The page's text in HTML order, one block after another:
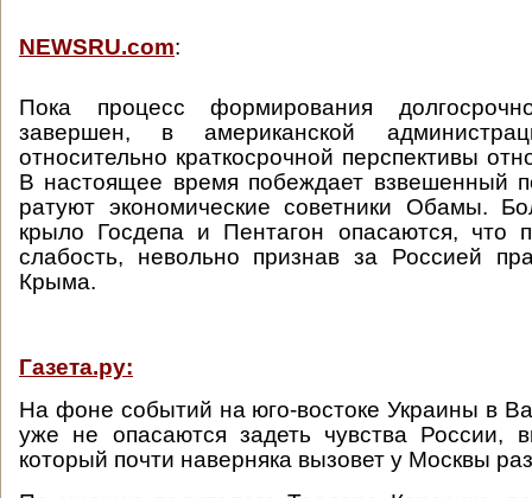
NEWSRU.com:
Пока процесс формирования
завершен, в американской
относительно краткосрочной перспективы
В настоящее время побеждает взвешенный
ратуют экономические советники Обамы.
крыло Госдепа и Пентагон опасаются, что
слабость, невольно признав за Россией
Крыма.
Газета.ру:
На фоне событий на юго-востоке Украины в
уже не опасаются задеть чувства России,
который почти наверняка вызовет у Москвы